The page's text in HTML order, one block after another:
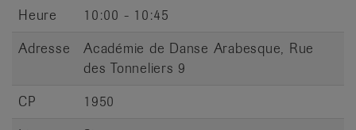
Heure
10:00 - 10:45
Adresse
Académie de Danse Arabesque, Rue
des Tonneliers 9
CP
1950